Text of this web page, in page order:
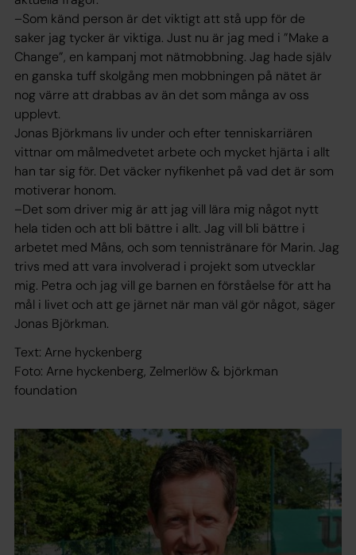
–Som känd person är det viktigt att stå upp för de
saker jag tycker är viktiga. Just nu är jag med i ”Make a
Change”, en kampanj mot nätmobbning. Jag hade själv
en ganska tuff skolgång men mobbningen på nätet är
nog värre att drabbas av än det som många av oss
upplevt.
Jonas Björkmans liv under och efter tenniskarriären
vittnar om målmedvetet arbete och mycket hjärta i allt
han tar sig för. Det väcker nyfikenhet på vad det är som
motiverar honom.
–Det som driver mig är att jag vill lära mig något nytt
hela tiden och att bli bättre i allt. Jag vill bli bättre i
arbetet med Måns, och som tennistränare för Marin. Jag
trivs med att vara involverad i projekt som utvecklar
mig. Petra och jag vill ge barnen en förståelse för att ha
mål i livet och att ge järnet när man väl gör något, säger
Jonas Björkman.
Text: Arne hyckenberg
Foto: Arne hyckenberg, Zelmerlöw & björkman
foundation